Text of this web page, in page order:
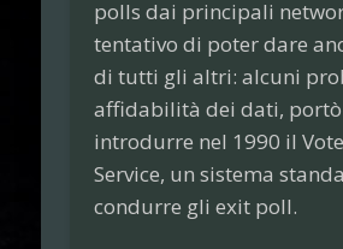
polls dai principali
tentativo di poter dare
di tutti gli altri: alcuni
affidabilità dei dati,
introdurre nel 1990 il
Service, un sistema
condurre gli exit poll.